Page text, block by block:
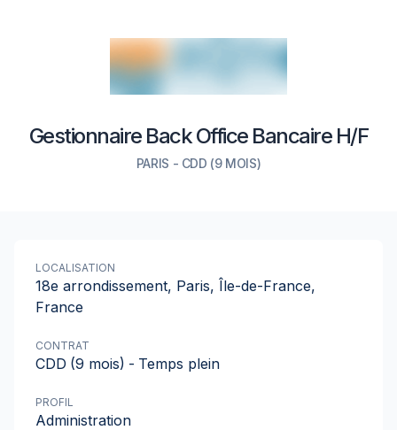
Gestionnaire Back Office Bancaire H/F
PARIS - CDD (9 MOIS)
LOCALISATION
18e arrondissement, Paris, Île-de-France,
France
CONTRAT
CDD (9 mois) - Temps plein
PROFIL
Administration